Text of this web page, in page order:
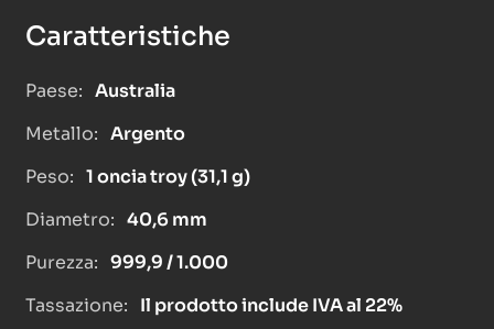
Caratteristiche
Paese: Australia
Metallo: Argento
Peso: 1 oncia troy (31,1 g)
Diametro: 40,6 mm
Purezza: 999,9 / 1.000
Tassazione:
Il prodotto include IVA al 22%